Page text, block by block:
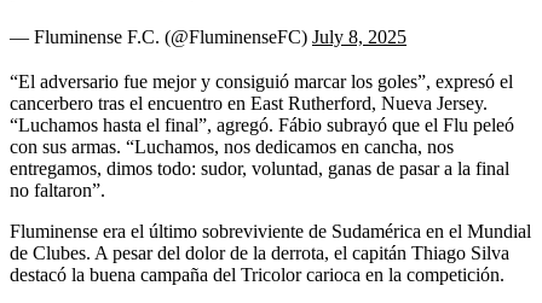
— Fluminense F.C. (@FluminenseFC) July 8, 2025
“El adversario fue mejor y consiguió marcar los goles”, expresó el
cancerbero tras el encuentro en East Rutherford, Nueva Jersey.
“Luchamos hasta el final”, agregó. Fábio subrayó que el Flu peleó
con sus armas. “Luchamos, nos dedicamos en cancha, nos
entregamos, dimos todo: sudor, voluntad, ganas de pasar a la final
no faltaron”.
Fluminense era el último sobreviviente de Sudamérica en el Mundial
de Clubes. A pesar del dolor de la derrota, el capitán Thiago Silva
destacó la buena campaña del Tricolor carioca en la competición.